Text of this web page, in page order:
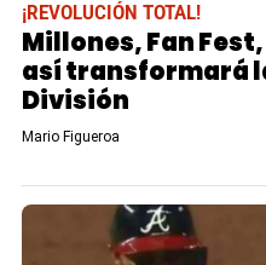
¡REVOLUCIÓN TOTAL!
Millones, Fan Fest,
así transformará
División
Mario Figueroa